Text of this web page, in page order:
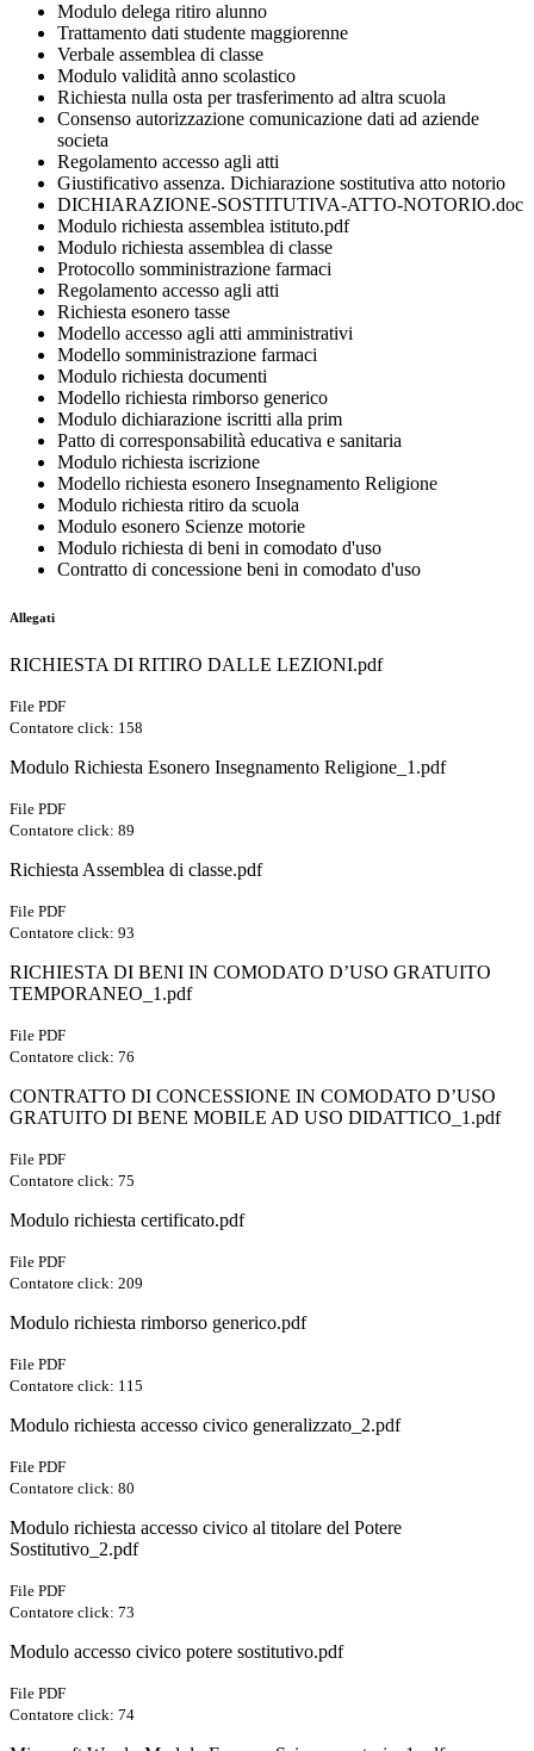
Modulo delega ritiro alunno
Trattamento dati studente maggiorenne
Verbale assemblea di classe
Modulo validità anno scolastico
Richiesta nulla osta per trasferimento ad altra scuola
Consenso autorizzazione comunicazione dati ad aziende
societa
Regolamento accesso agli atti
Giustificativo assenza. Dichiarazione sostitutiva atto notorio
DICHIARAZIONE-SOSTITUTIVA-ATTO-NOTORIO.doc
Modulo richiesta assemblea istituto.pdf
Modulo richiesta assemblea di classe
Protocollo somministrazione farmaci
Regolamento accesso agli atti
Richiesta esonero tasse
Modello accesso agli atti amministrativi
Modello somministrazione farmaci
Modulo richiesta documenti
Modello richiesta rimborso generico
Modulo dichiarazione iscritti alla prim
Patto di corresponsabilità educativa e sanitaria
Modulo richiesta iscrizione
Modello richiesta esonero Insegnamento Religione
Modulo richiesta ritiro da scuola
Modulo esonero Scienze motorie
Modulo richiesta di beni in comodato d'uso
Contratto di concessione beni in comodato d'uso
Allegati
RICHIESTA DI RITIRO DALLE LEZIONI.pdf
File PDF
Contatore click: 158
Modulo Richiesta Esonero Insegnamento Religione_1.pdf
File PDF
Contatore click: 89
Richiesta Assemblea di classe.pdf
File PDF
Contatore click: 93
RICHIESTA DI BENI IN COMODATO D’USO GRATUITO
TEMPORANEO_1.pdf
File PDF
Contatore click: 76
CONTRATTO DI CONCESSIONE IN COMODATO D’USO
GRATUITO DI BENE MOBILE AD USO DIDATTICO_1.pdf
File PDF
Contatore click: 75
Modulo richiesta certificato.pdf
File PDF
Contatore click: 209
Modulo richiesta rimborso generico.pdf
File PDF
Contatore click: 115
Modulo richiesta accesso civico generalizzato_2.pdf
File PDF
Contatore click: 80
Modulo richiesta accesso civico al titolare del Potere
Sostitutivo_2.pdf
File PDF
Contatore click: 73
Modulo accesso civico potere sostitutivo.pdf
File PDF
Contatore click: 74